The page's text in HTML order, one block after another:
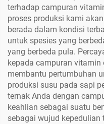
terhadap campuran
proses produksi kami
berada dalam kondisi
untuk spesies yang
yang berbeda pula.
kepada campuran vitamin
membantu pertumbuhan
produksi susu pada sapi
ternak Anda dengan
keahlian sebagai suatu
sebagai wujud